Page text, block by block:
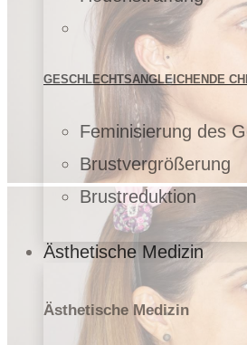
GESCHLECHTSANGLEICHENDE
Feminisierung des
Brustvergrößerung
Brustreduktion
Ästhetische Medizin
Ästhetische Medizin